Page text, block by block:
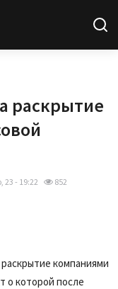
раскрытие
23 - 19:22 852
компаниями
о которой после